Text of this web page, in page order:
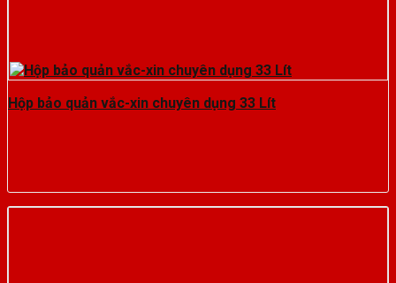
Hộp bảo quản vắc-xin chuyên dụng 33 Lít